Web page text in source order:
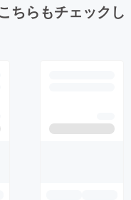
ちらもチェックし